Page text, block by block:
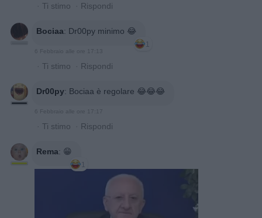
· Ti stimo · Rispondi
Bociaa: Dr00py minimo 😂
1
6 Febbraio alle ore 17:13
· Ti stimo · Rispondi
Dr00py: Bociaa è regolare 😂😂😂
6 Febbraio alle ore 17:17
· Ti stimo · Rispondi
Rema: 😁
1